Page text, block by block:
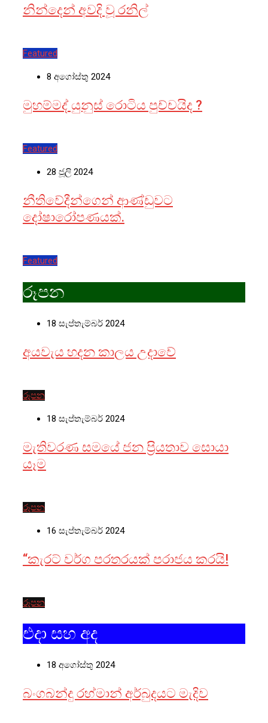
නින්දෙන් අවදි වූ රනිල්
Featured
8 අගෝස්තු 2024
මුහම්මද් යුනුස් රොටිය පුච්චයිද ?
Featured
28 ජූලි 2024
නීතිවේදීන්ගෙන් ආණ්ඩුවට
දෝෂාරෝපණයක්.
Featured
රූපන
18 සැප්තැම්බර් 2024
අයවැය හදන කාලය උදාවේ
රූපන
18 සැප්තැම්බර් 2024
මැතිවරණ සමයේ ජන ප්‍රියතාව සොයා
යෑම
රූපන
16 සැප්තැම්බර් 2024
“කැරට් වර්ග පරතරයක් පරාජය කරයි!
රූපන
එදා සහ අද
18 අගෝස්තු 2024
බංගබන්දු රහ්මාන් අර්බුදයට මැදිව